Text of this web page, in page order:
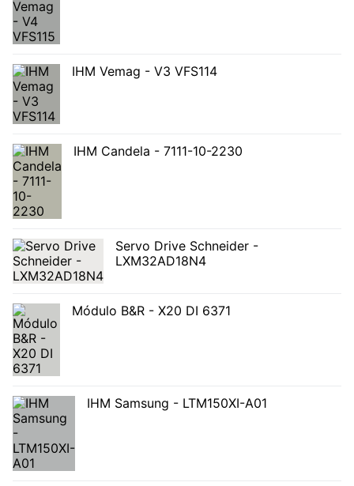
IHM Vemag - V3 VFS114
IHM Candela - 7111-10-2230
Servo Drive Schneider -
LXM32AD18N4
Módulo B&R - X20 DI 6371
IHM Samsung - LTM150XI-A01